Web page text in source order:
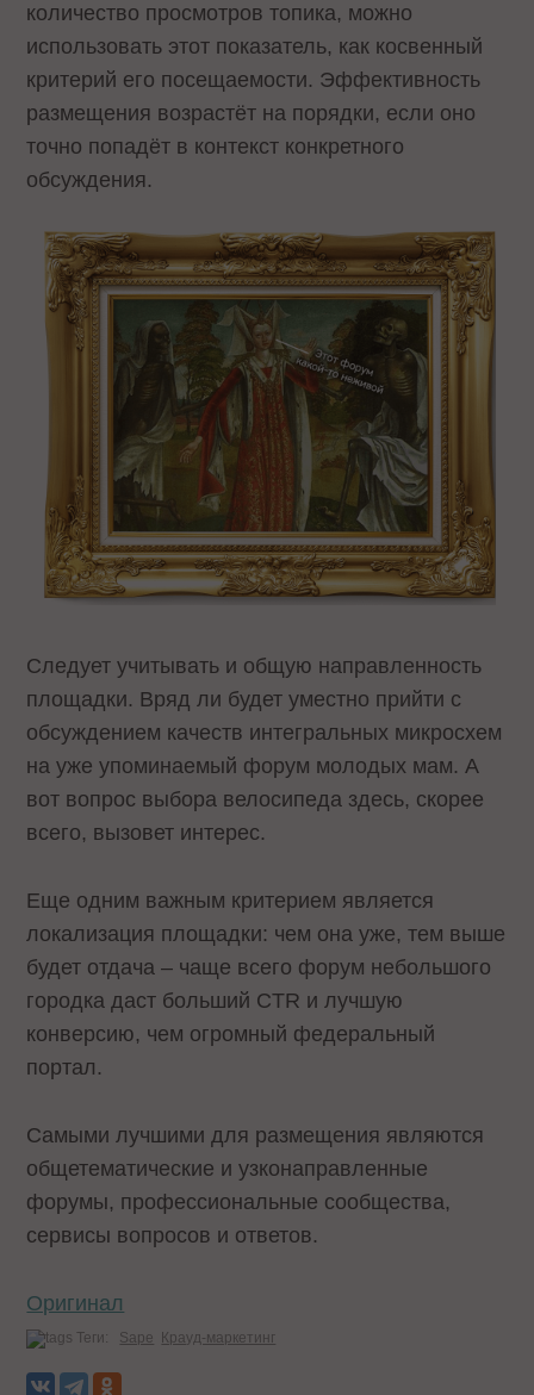
количество просмотров топика, можно
использовать этот показатель, как косвенный
критерий его посещаемости. Эффективность
размещения возрастёт на порядки, если оно
точно попадёт в контекст конкретного
обсуждения.
Следует учитывать и общую направленность
площадки. Вряд ли будет уместно прийти с
обсуждением качеств интегральных микросхем
на уже упоминаемый форум молодых мам. А
вот вопрос выбора велосипеда здесь, скорее
всего, вызовет интерес.
Еще одним важным критерием является
локализация площадки: чем она уже, тем выше
будет отдача – чаще всего форум небольшого
городка даст больший CTR и лучшую
конверсию, чем огромный федеральный
портал.
Самыми лучшими для размещения являются
общетематические и узконаправленные
форумы, профессиональные сообщества,
сервисы вопросов и ответов.
Оригинал
Теги: Sape Крауд-маркетинг